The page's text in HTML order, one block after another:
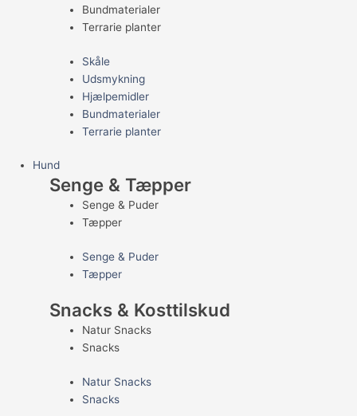
Bundmaterialer
Terrarie planter
Skåle
Udsmykning
Hjælpemidler
Bundmaterialer
Terrarie planter
Hund
Senge & Tæpper
Senge & Puder
Tæpper
Senge & Puder
Tæpper
Snacks & Kosttilskud
Natur Snacks
Snacks
Natur Snacks
Snacks